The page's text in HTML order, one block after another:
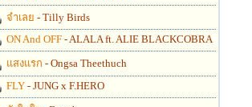
จำเลย - Tilly Birds
ON And OFF - ALALA ft. ALIE BLACKCOBRA
แสงแรก - Ongsa Theethuch
FLY - JUNG x F.HERO